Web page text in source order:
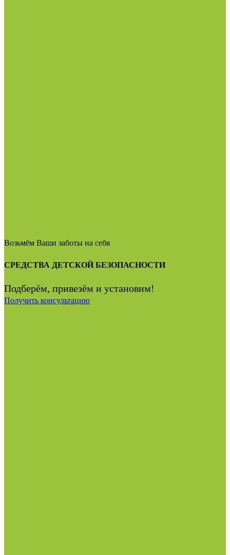
Возьмём Ваши заботы на себя
СРЕДСТВА ДЕТСКОЙ БЕЗОПАСНОСТИ
Подберём, привезём и установим!
Получить консультацию